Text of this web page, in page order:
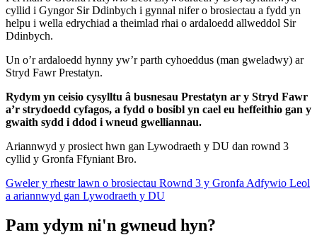
cyllid i Gyngor Sir Ddinbych i gynnal nifer o brosiectau a fydd yn
helpu i wella edrychiad a theimlad rhai o ardaloedd allweddol Sir
Ddinbych.
Un o’r ardaloedd hynny yw’r parth cyhoeddus (man gweladwy) ar
Stryd Fawr Prestatyn.
Rydym yn ceisio cysylltu â busnesau Prestatyn ar y Stryd Fawr
a’r strydoedd cyfagos, a fydd o bosibl yn cael eu heffeithio gan y
gwaith sydd i ddod i wneud gwelliannau.
Ariannwyd y prosiect hwn gan Lywodraeth y DU dan rownd 3
cyllid y Gronfa Ffyniant Bro.
Gweler y rhestr lawn o brosiectau Rownd 3 y Gronfa Adfywio Leol
a ariannwyd gan Lywodraeth y DU
Pam ydym ni'n gwneud hyn?